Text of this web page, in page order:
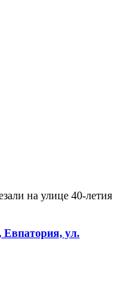
на улице 40-летия
ул.